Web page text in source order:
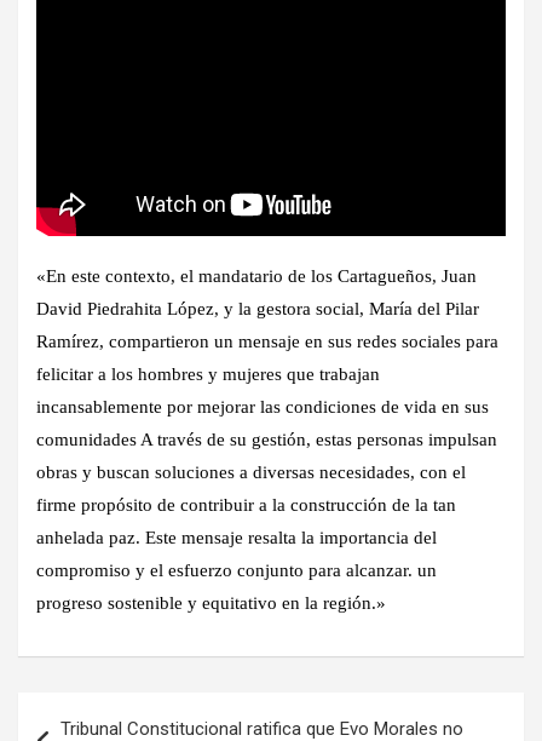
«En este contexto, el mandatario de los Cartagueños, Juan
David Piedrahita López, y la gestora social, María del Pilar
Ramírez, compartieron un mensaje en sus redes sociales para
felicitar a los hombres y mujeres que trabajan
incansablemente por mejorar las condiciones de vida en sus
comunidades A través de su gestión, estas personas impulsan
obras y buscan soluciones a diversas necesidades, con el
firme propósito de contribuir a la construcción de la tan
anhelada paz. Este mensaje resalta la importancia del
compromiso y el esfuerzo conjunto para alcanzar. un
progreso sostenible y equitativo en la región.»
Tribunal Constitucional ratifica que Evo Morales no